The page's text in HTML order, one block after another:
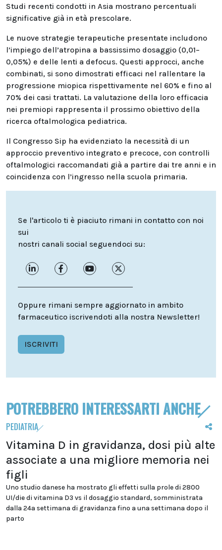
Studi recenti condotti in Asia mostrano percentuali
significative già in età prescolare.
Le nuove strategie terapeutiche presentate includono
l’impiego dell’atropina a bassissimo dosaggio (0,01–
0,05%) e delle lenti a defocus. Questi approcci, anche
combinati, si sono dimostrati efficaci nel rallentare la
progressione miopica rispettivamente nel 60% e fino al
70% dei casi trattati. La valutazione della loro efficacia
nei premiopi rappresenta il prossimo obiettivo della
ricerca oftalmologica pediatrica.
Il Congresso Sip ha evidenziato la necessità di un
approccio preventivo integrato e precoce, con controlli
oftalmologici raccomandati già a partire dai tre anni e in
coincidenza con l’ingresso nella scuola primaria.
Se l'articolo ti è piaciuto rimani in contatto con noi
sui
nostri canali social seguendoci su:
Oppure rimani sempre aggiornato in ambito
farmaceutico iscrivendoti alla nostra Newsletter!
ISCRIVITI
POTREBBERO INTERESSARTI ANCHE
PEDIATRIA
Vitamina D in gravidanza, dosi più alte
associate a una migliore memoria nei
figli
Uno studio danese ha mostrato gli effetti sulla prole di 2800
UI/die di vitamina D3 vs il dosaggio standard, somministrata
dalla 24a settimana di gravidanza fino a una settimana dopo il
parto